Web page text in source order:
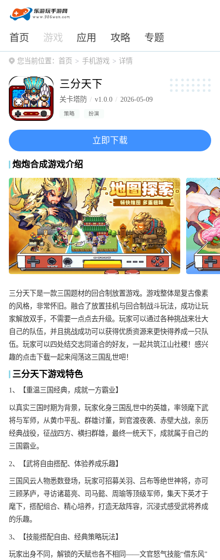
首页 游戏 应用 攻略 专题
您当前位置： 首页 手机游戏 详情
三分天下
关卡塔防 v1.0.0 2026-05-09
策略 扮演
立即下载
炮炮合成游戏介绍
三分天下是一款三国题材的回合制放置游戏。游戏整体是复古像素
的风格，非常怀旧。融合了放置挂机与回合制战斗玩法，成功让玩
家解放双手，不需要一点点去升级。玩家可以通过各种挑战来壮大
自己的队伍，并且挑战成功可以获得优质资源来更快得养成一只队
伍。玩家可以四处结交志同道合的好友，一起共筑江山社稷！感兴
趣的点击下载一起来闯荡这三国乱世吧！
三分天下游戏特色
1、【重温三国经典，成就一方霸业】
以真实三国时期为背景，玩家化身三国乱世中的英雄，率领麾下武
将与军师，从黄巾平乱、群雄讨董，到官渡夜袭、赤壁大战，亲历
经典战役，征战四方、横扫群雄，最终一统天下，成就属于自己的
三国霸业。
2、【武将自由搭配、体验养成乐趣】
三国风云人物悉数登场，玩家可招募关羽、吕布等绝世神将，亦可
三顾茅庐，寻访诸葛亮、司马懿、周瑜等顶级军师，集天下英才于
麾下，搭配组合、精心培养，打造无敌阵容，沉浸式感受武将养成
的乐趣。
3、【技能搭配自由、经典策略玩法】
玩家出身不同，解锁的天赋也各不相同——文官怒气技能“借东风”